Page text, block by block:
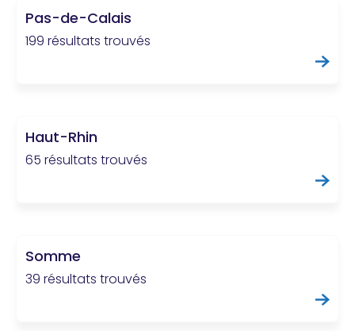
Pas-de-Calais
199 résultats trouvés
Haut-Rhin
65 résultats trouvés
Somme
39 résultats trouvés